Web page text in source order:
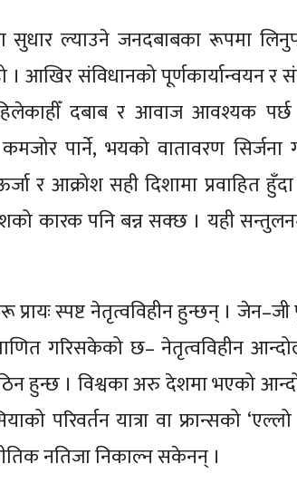
सुधार ल्याउने जनदबाबका रूपमा
। आखिर संविधानको पूर्णकार्यान्वयन
दबाब र आवाज आवश्यक
पार्ने, भयको वातावरण
र आक्रोश सही दिशामा प्रवाहित हुँदा
कारक पनि बन्न सक्छ । यही
स्पष्ट नेतृत्वविहीन हुन्छन् ।
गरिसकेको छ– नेतृत्वविहीन
हुन्छ । विश्वका अरु देशमा भएको
परिवर्तन यात्रा वा फ्रान्सको
नतिजा निकाल्न सकेनन् ।